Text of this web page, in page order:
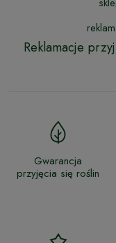
Reklamacje
Gwarancja
przyjęcia się roślin